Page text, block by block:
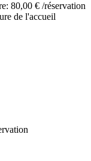
80,00 € /réservation
de l'accueil